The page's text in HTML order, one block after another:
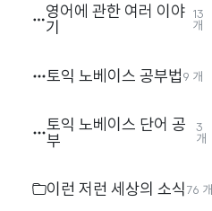
영어에 관한 여러 이야
기
13
개
토익 노베이스 공부법9 개
토익 노베이스 단어 공
부
3
개
이런 저런 세상의 소식76 개